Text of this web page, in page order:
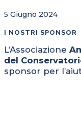
5 Giugno 2024
I NOSTRI SPONSOR
L’Associazione
del
sponsor per